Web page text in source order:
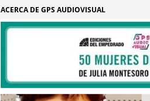
ACERCA DE GPS AUDIOVISUAL